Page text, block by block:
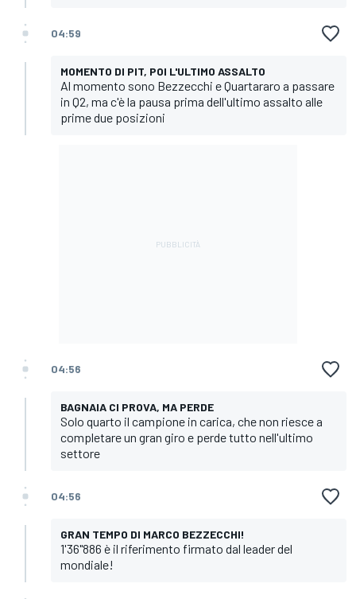
04:59
MOMENTO DI PIT, POI L'ULTIMO ASSALTO
Al momento sono Bezzecchi e Quartararo a passare
in Q2, ma c'è la pausa prima dell'ultimo assalto alle
prime due posizioni
04:56
BAGNAIA CI PROVA, MA PERDE
Solo quarto il campione in carica, che non riesce a
completare un gran giro e perde tutto nell'ultimo
settore
04:56
GRAN TEMPO DI MARCO BEZZECCHI!
1'36"886 è il riferimento firmato dal leader del
mondiale!